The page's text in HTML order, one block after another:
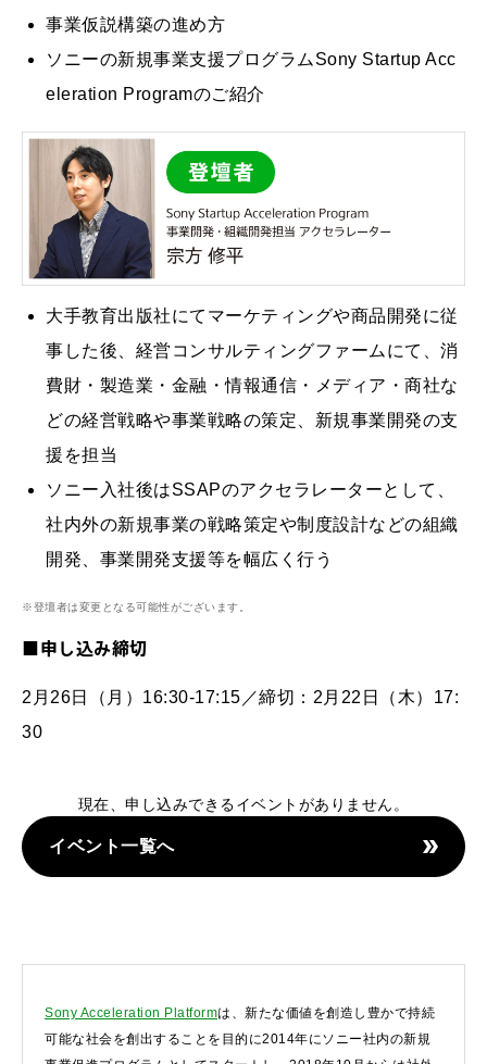
事業仮説構築の進め方
ソニーの新規事業支援プログラムSony Startup Acc
eleration Programのご紹介
大手教育出版社にてマーケティングや商品開発に従
事した後、経営コンサルティングファームにて、消
費財・製造業・金融・情報通信・メディア・商社な
どの経営戦略や事業戦略の策定、新規事業開発の支
援を担当
ソニー入社後はSSAPのアクセラレーターとして、
社内外の新規事業の戦略策定や制度設計などの組織
開発、事業開発支援等を幅広く行う
※登壇者は変更となる可能性がございます。
■申し込み締切
2月26日（月）16:30-17:15／締切：2月22日（木）17:
30
現在、申し込みできるイベントがありません。
イベント一覧へ
Sony Acceleration Platformは、新たな価値を創造し豊かで持続
可能な社会を創出することを目的に2014年にソニー社内の新規